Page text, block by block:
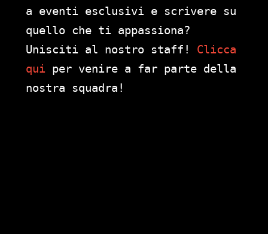
a eventi esclusivi e scrivere su
quello che ti appassiona?
Unisciti al nostro staff! Clicca
qui per venire a far parte della
nostra squadra!